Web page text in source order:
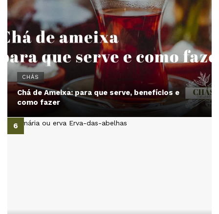
CHÁS
Chá de Ameixa: para que serve, benefícios e
como fazer